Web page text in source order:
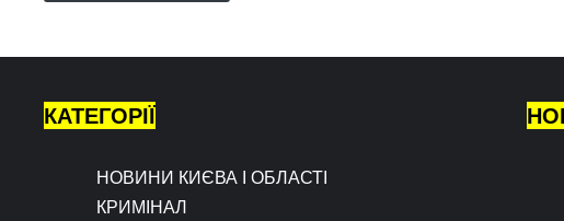
КАТЕГОРІЇ
НОВИНИ КИЄВА І ОБЛАСТІ
КРИМІНАЛ